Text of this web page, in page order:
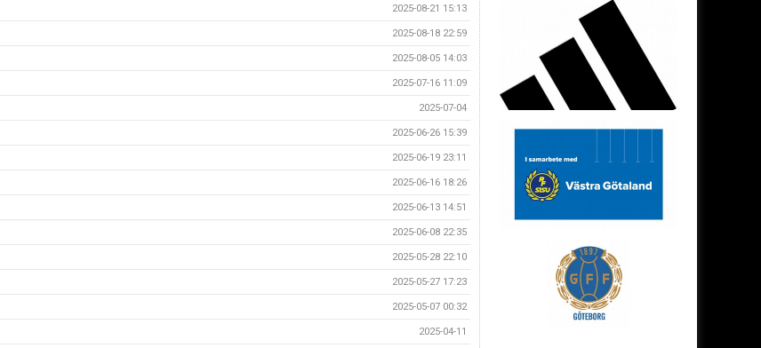
2025-08-21 15:13
2025-08-18 22:59
2025-08-05 14:03
2025-07-16 11:09
2025-07-04
2025-06-26 15:39
2025-06-19 23:11
2025-06-16 18:26
2025-06-13 14:51
2025-06-08 22:35
2025-05-28 22:10
2025-05-27 17:23
2025-05-07 00:32
2025-04-11